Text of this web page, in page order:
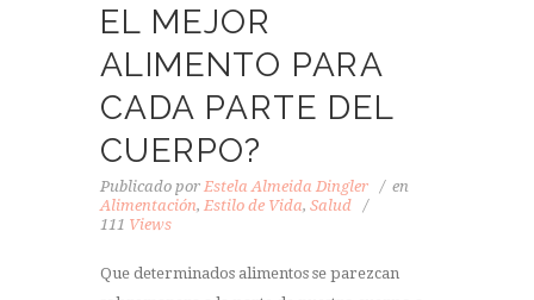
EL MEJOR
ALIMENTO PARA
CADA PARTE DEL
CUERPO?
Publicado por Estela Almeida Dingler
en
Alimentación, Estilo de Vida, Salud
111 Views
Que determinados alimentos se parezcan